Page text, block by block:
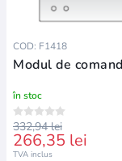
COD: F1418
Modul de
în stoc
332,94 lei
266,35 lei
TVA inclus